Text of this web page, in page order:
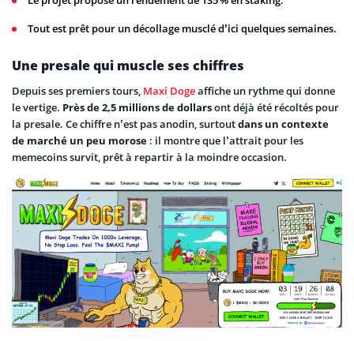
Tout est prêt pour un décollage musclé d’ici quelques semaines.
Une presale qui muscle ses chiffres
Depuis ses premiers tours, Maxi Dogeaffiche un rythme qui donne
le vertige. Près de 2,5 millions de dollarsont déjà été récoltés pour
la presale. Ce chiffre n’est pas anodin, surtoutdans un contexte
de marché un peu morose : il montre que l’attrait pour les
memecoins survit, prêt à repartir à la moindre occasion.